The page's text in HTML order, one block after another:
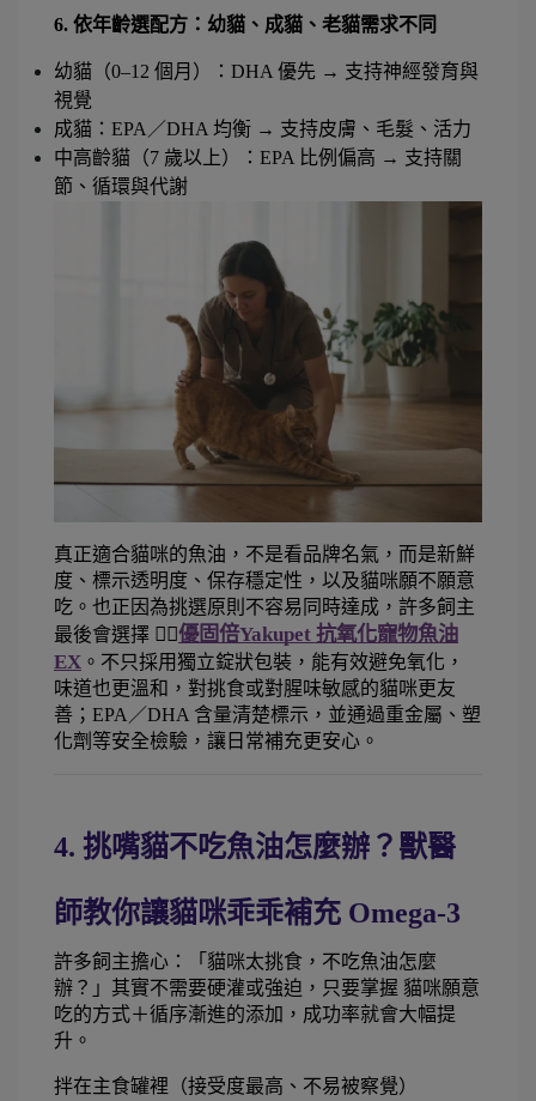
6. 依年齡選配方：幼貓、成貓、老貓需求不同
幼貓（0–12 個月）：DHA 優先 → 支持神經發育與
視覺
成貓：EPA／DHA 均衡 → 支持皮膚、毛髮、活力
中高齡貓（7 歲以上）：EPA 比例偏高 → 支持關
節、循環與代謝
真正適合貓咪的魚油，不是看品牌名氣，而是新鮮
度、標示透明度、保存穩定性，以及貓咪願不願意
吃。也正因為挑選原則不容易同時達成，許多飼主
最後會選擇 👉🏻優固倍Yakupet 抗氧化寵物魚油
EX 。不只採用獨立錠狀包裝，能有效避免氧化，
味道也更溫和，對挑食或對腥味敏感的貓咪更友
善；EPA／DHA 含量清楚標示，並通過重金屬、塑
化劑等安全檢驗，讓日常補充更安心。
4. 挑嘴貓不吃魚油怎麼辦？獸醫
許多飼主擔心：「貓咪太挑食，不吃魚油怎麼
辦？」其實不需要硬灌或強迫，只要掌握 貓咪願意
吃的方式＋循序漸進的添加，成功率就會大幅提
升。
拌在主食罐裡（接受度最高、不易被察覺）